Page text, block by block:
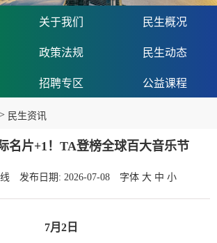
关于我们 民生概况
政策法规 民生动态
招聘专区 公益课程
民生资讯
名片+1！TA登榜全球百大音乐节
发布日期: 2026-07-08 字体 大 中 小
7月2日